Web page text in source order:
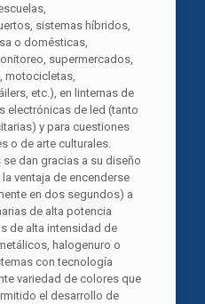
sistemas híbridos,
o domésticas,
supermercados,
motocicletas,
etc.), en linternas de
electrónicas de led (tanto
y para cuestiones
o de arte culturales.
dan gracias a su diseño
ventaja de encenderse
en dos segundos) a
de alta potencia
de alta intensidad de
halogenuro o
con tecnología
variedad de colores que
el desarrollo de